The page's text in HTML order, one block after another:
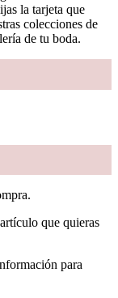
la tarjeta que
colecciones de
de tu boda.
que quieras
para